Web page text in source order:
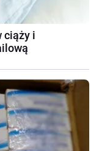
ciąży i